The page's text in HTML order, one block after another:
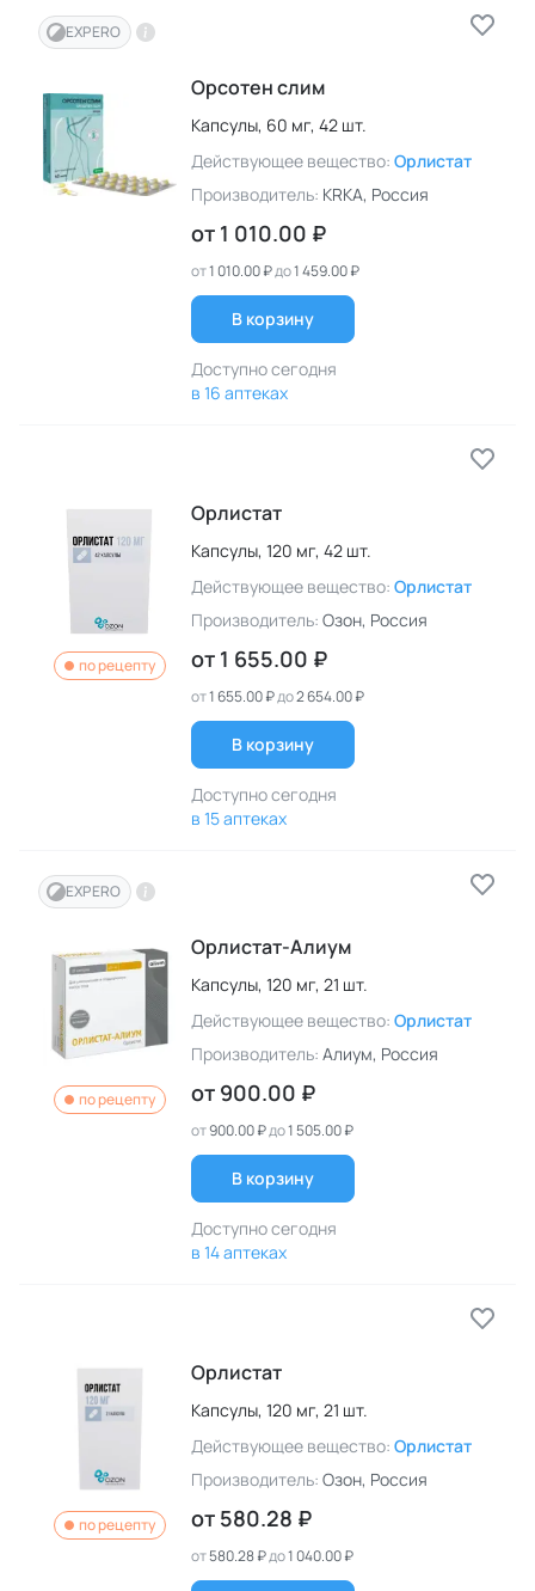
EXPERO
Орсотен слим
Капсулы, 60 мг, 42 шт.
Действующее вещество: Орлистат
Производитель: KRKA, Россия
от 1 010.00 ₽
от1 010.00 ₽до1 459.00 ₽
В корзину
Доступно сегодня
в 16 аптеках
по рецепту
Орлистат
Капсулы, 120 мг, 42 шт.
Действующее вещество: Орлистат
Производитель: Озон, Россия
от 1 655.00 ₽
от1 655.00 ₽до2 654.00 ₽
В корзину
Доступно сегодня
в 15 аптеках
EXPERO
по рецепту
Орлистат-Алиум
Капсулы, 120 мг, 21 шт.
Действующее вещество: Орлистат
Производитель: Алиум, Россия
от 900.00 ₽
от900.00 ₽до1 505.00 ₽
В корзину
Доступно сегодня
в 14 аптеках
по рецепту
Орлистат
Капсулы, 120 мг, 21 шт.
Действующее вещество: Орлистат
Производитель: Озон, Россия
от 580.28 ₽
от580.28 ₽до1 040.00 ₽